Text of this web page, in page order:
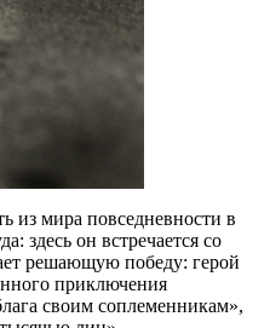
из мира повседневности в
здесь он встречается со
решающую победу: герой
приключения
своим соплеменникам»,